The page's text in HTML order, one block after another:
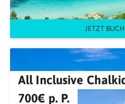
JETZT
All Inclusive
700€ p. P.